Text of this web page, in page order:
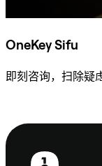
OneKey Sifu
即刻咨询，扫除疑
页